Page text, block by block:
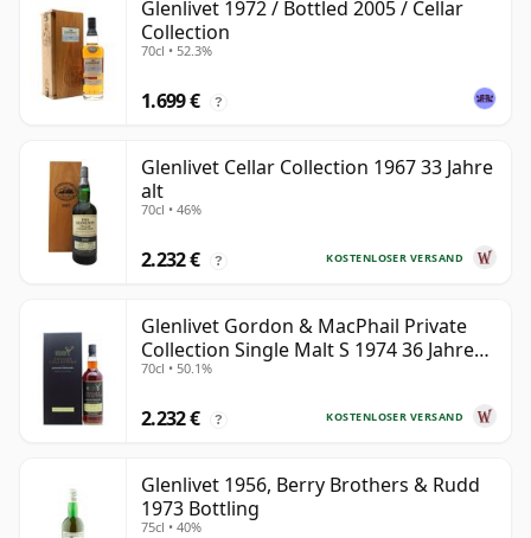
Glenlivet 1972 / Bottled 2005 / Cellar
Collection
70cl • 52.3%
1.699 € ?
Glenlivet Cellar Collection 1967 33 Jahre
alt
70cl • 46%
KOSTENLOSER VERSAND
2.232 € ?
Glenlivet Gordon & MacPhail Private
Collection Single Malt S 1974 36 Jahre
alt
70cl • 50.1%
KOSTENLOSER VERSAND
2.232 € ?
Glenlivet 1956, Berry Brothers & Rudd
1973 Bottling
75cl • 40%